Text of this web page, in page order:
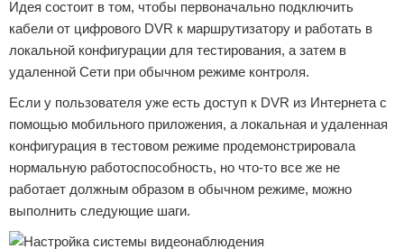
Идея состоит в том, чтобы первоначально подключить
кабели от цифрового DVR к маршрутизатору и работать в
локальной конфигурации для тестирования, а затем в
удаленной Сети при обычном режиме контроля.
Если у пользователя уже есть доступ к DVR из Интернета с
помощью мобильного приложения, а локальная и удаленная
конфигурация в тестовом режиме продемонстрировала
нормальную работоспособность, но что-то все же не
работает должным образом в обычном режиме, можно
выполнить следующие шаги.